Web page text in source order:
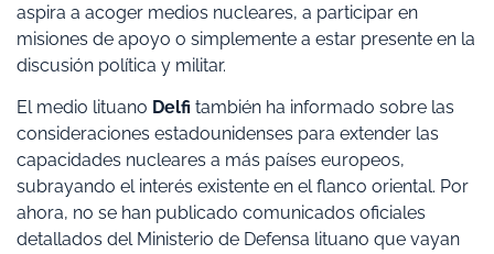
aspira a acoger medios nucleares, a participar en
misiones de apoyo o simplemente a estar presente en la
discusión política y militar.
El medio lituano Delfi también ha informado sobre las
consideraciones estadounidenses para extender las
capacidades nucleares a más países europeos,
subrayando el interés existente en el flanco oriental. Por
ahora, no se han publicado comunicados oficiales
detallados del Ministerio de Defensa lituano que vayan